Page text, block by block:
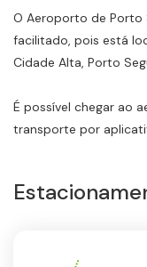
O Aeroporto de Porto
facilitado, pois está
Cidade Alta, Porto
É possível chegar ao
transporte por